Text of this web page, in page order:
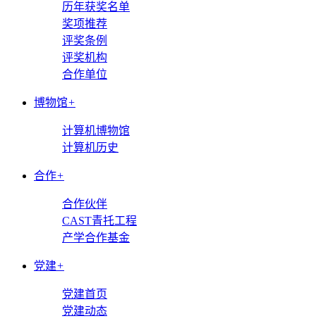
历年获奖名单
奖项推荐
评奖条例
评奖机构
合作单位
博物馆+
计算机博物馆
计算机历史
合作+
合作伙伴
CAST青托工程
产学合作基金
党建+
党建首页
党建动态